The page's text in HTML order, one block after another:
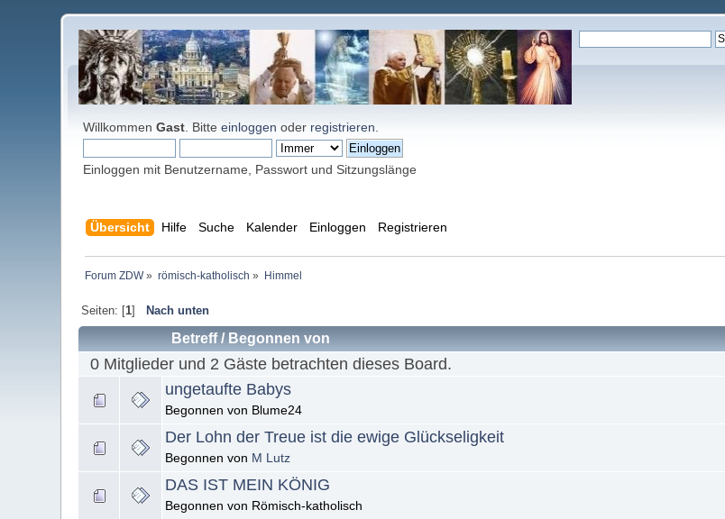
WillkommenGast . Bitteeinloggen oder registrieren
Einloggen mit Benutzername, Passwort und Sitzungslänge
Übersicht Hilfe Suche Kalender Einloggen Registrieren
Forum ZDW» römisch-katholisch » Himmel
Seiten: [1] Nach unten
Betreff/ Begonnen von
0 Mitglieder und 2 Gäste betrachten dieses Board.
ungetaufte Babys
Begonnen von Blume24
Der Lohn der Treue ist die ewige Glückseligkeit
Begonnen von M Lutz
DAS IST MEIN KÖNIG
Begonnen von Römisch-katholisch